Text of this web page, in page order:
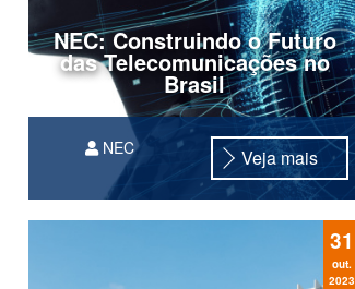
NEC: Construindo o Futuro
das Telecomunicações no
Brasil
Entrevista concedida por Yasushi
Tanabe, presidente da NEC na
América Latina, à jornalista
NEC Veja mais
31
out.
2023